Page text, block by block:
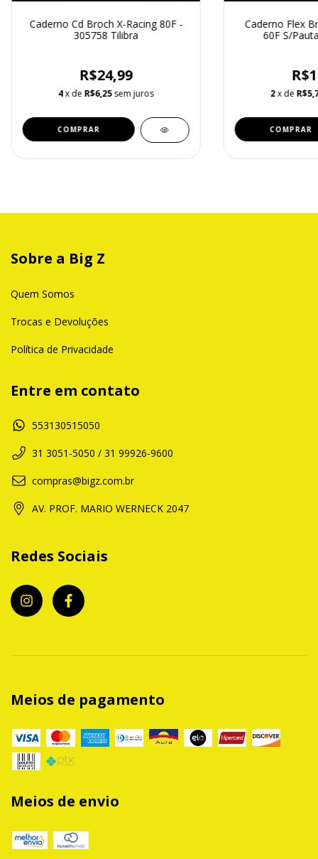
Caderno Cd Broch X-Racing 80F -
305758 Tilibra
R$24,99
4x de R$6,25sem juros
Caderno Flex
60F S/
2x de
Sobre a Big Z
Quem Somos
Trocas e Devoluções
Política de Privacidade
Entre em contato
553130515050
31 3051-5050 / 31 99926-9600
compras@bigz.com.br
AV. PROF. MARIO WERNECK 2047
Redes Sociais
Meios de pagamento
Meios de envio